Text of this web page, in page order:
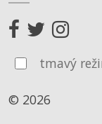
tmavý
© 2026